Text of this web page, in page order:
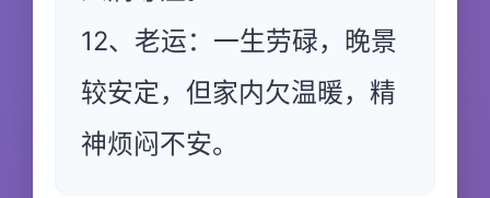
12、老运：一生劳碌，晚景
较安定，但家内欠温暖，精
神烦闷不安。